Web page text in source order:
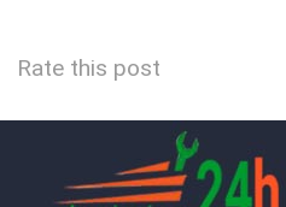
Rate this post